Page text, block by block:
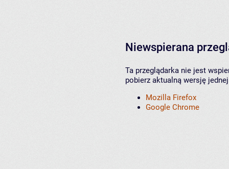
Niewspierana
Ta przeglądarka nie jest
pobierz aktualną wersję
Mozilla Firefox
Google Chrome